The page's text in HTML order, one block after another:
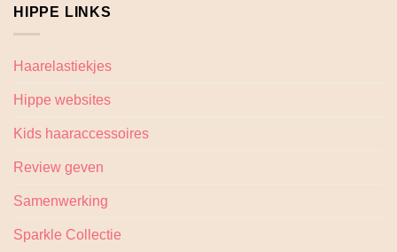
HIPPE LINKS
Haarelastiekjes
Hippe websites
Kids haaraccessoires
Review geven
Samenwerking
Sparkle Collectie